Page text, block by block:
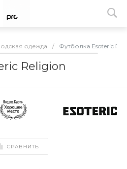
одежда / Футболка Esoteric
Religion
СРАВНИТЬ